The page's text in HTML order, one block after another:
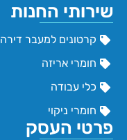
שירותי החנות
קרטונים למעבר דירה
חומרי אריזה
כלי עבודה
חומרי ניקוי
פרטי העסק